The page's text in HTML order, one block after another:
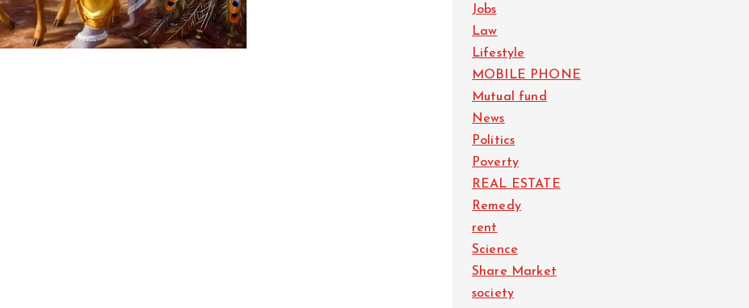
Jobs
Law
Lifestyle
MOBILE PHONE
Mutual fund
News
Politics
Poverty
REAL ESTATE
Remedy
rent
Science
Share Market
society